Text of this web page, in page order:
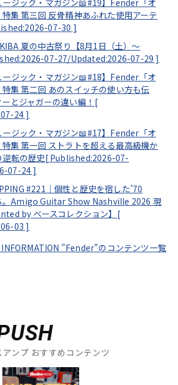
集 第三回 反骨精神あふれた使用アーテ
07-30 ]
夏の中古祭り【8月1日（土）～
07-27/Updated:2026-07-29 ]
ージック・マガジン📖#18】Fender「オ
集 第二回 あのスイッチの使い方も伝
とジャガーの違い編！[
24 ]
ージック・マガジン📖#17】Fender「オ
集 第一回 ストラトを超える最高級機か
転の歴史[ Published:2026-07-
07-24 ]
#221｜個性と歴史を宿した’70
。Amigo Guitar Show Nashville 2026 現
by ベースコレクション】[
03 ]
"Fender"のコンテンツ一覧
ンプ おすすめコンテンツ